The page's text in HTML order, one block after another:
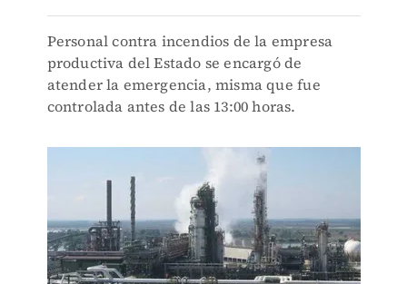
Personal contra incendios de la empresa
productiva del Estado se encargó de
atender la emergencia, misma que fue
controlada antes de las 13:00 horas.